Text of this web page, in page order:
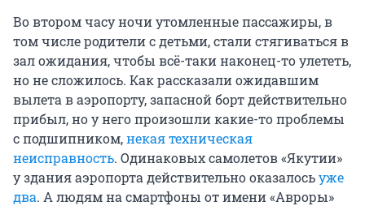
Во втором часу ночи утомленные пассажиры, в
том числе родители с детьми, стали стягиваться в
зал ожидания, чтобы всё-таки наконец-то улететь,
но не сложилось. Как рассказали ожидавшим
вылета в аэропорту, запасной борт действительно
прибыл, но у него произошли какие-то проблемы
с подшипником,некая техническая
неисправность. Одинаковых самолетов «Якутии»
у здания аэропорта действительно оказалосьуже
два. А людям на смартфоны от имени «Авроры»